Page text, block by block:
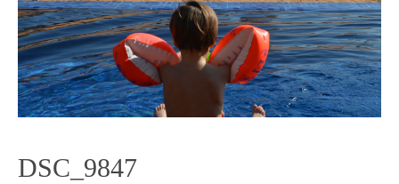
DSC_9847